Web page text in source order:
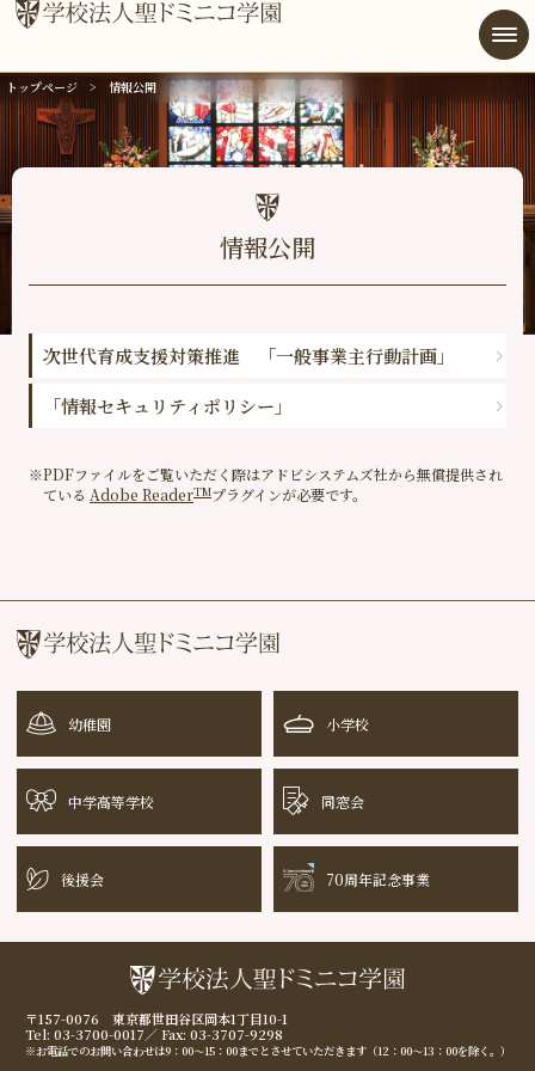
総合案内
幼稚園
中学高等学校
幼稚園
中学高等学校 70周年記念事業
トップページ 情報公開
情報公開
次世代育成支援対策推進 「一般事業主行動計画」
「情報セキュリティポリシー」
PDFファイルをご覧いただく際はアドビシステムズ社から無償提供され
ている Adobe ReaderTMプラグインが必要です。
幼稚園 小学校
中学高等学校 同窓会
後援会 70周年記念事業
〒157-0076 東京都世田谷区岡本1丁目10-1
Tel: 03-3700-0017／ Fax: 03-3707-9298
※お電話でのお問い合わせは9：00～15：00までとさせていただきます（12：00～13：00を除く。）